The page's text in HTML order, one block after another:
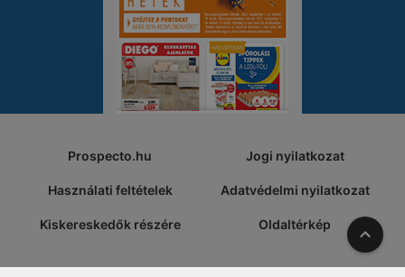
Prospecto.hu Jogi nyilatkozat
Használati feltételek Adatvédelmi nyilatkozat
Kiskereskedők részére Oldaltérkép A